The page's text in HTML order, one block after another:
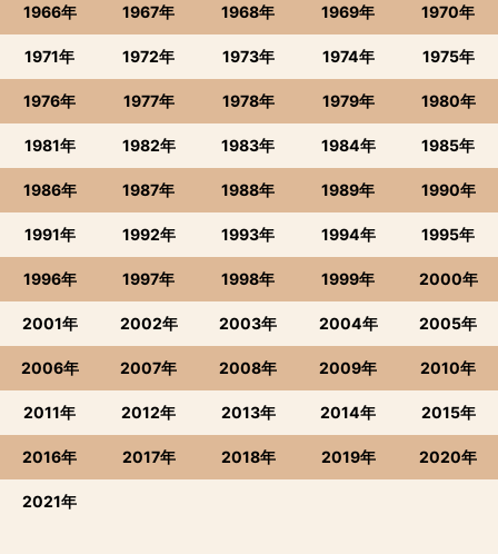
1966年 1967年 1968年 1969年 1970年
1971年 1972年 1973年 1974年 1975年
1976年 1977年 1978年 1979年 1980年
1981年 1982年 1983年 1984年 1985年
1986年 1987年 1988年 1989年 1990年
1991年 1992年 1993年 1994年 1995年
1996年 1997年 1998年 1999年 2000年
2001年 2002年 2003年 2004年 2005年
2006年 2007年 2008年 2009年 2010年
2011年 2012年 2013年 2014年 2015年
2016年 2017年 2018年 2019年 2020年
2021年